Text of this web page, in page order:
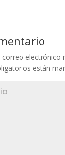
correo electrónico
están